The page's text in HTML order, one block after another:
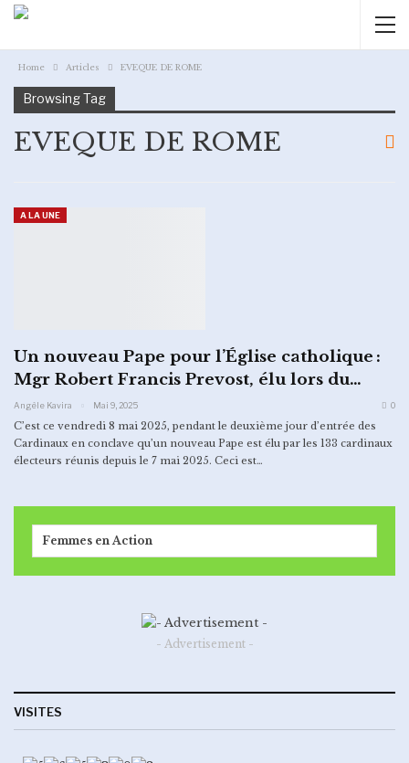
Home Articles EVEQUE DE ROME
Browsing Tag
EVEQUE DE ROME
A LA UNE
Un nouveau Pape pour l’Église catholique :
Mgr Robert Francis Prevost, élu lors du…
Angèle Kavira Mai 9, 2025 0
C’est ce vendredi 8 mai 2025, pendant le deuxième jour d’entrée des
Cardinaux en conclave qu’un nouveau Pape est élu par les 133 cardinaux
électeurs réunis depuis le 7 mai 2025. Ceci est…
Femmes en Action
- Advertisement -
VISITES